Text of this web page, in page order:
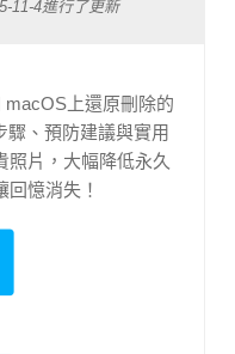
11-4進行了更新
上還原刪除的
、預防建議與實用
照片，大幅降低永久
憶消失！